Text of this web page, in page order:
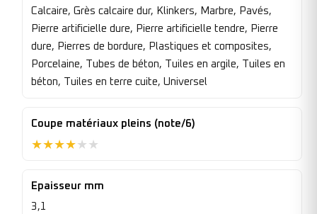
Calcaire, Grès calcaire dur, Klinkers, Marbre, Pavés,
Pierre artificielle dure, Pierre artificielle tendre, Pierre
dure, Pierres de bordure, Plastiques et composites,
Porcelaine, Tubes de béton, Tuiles en argile, Tuiles en
béton, Tuiles en terre cuite, Universel
Coupe matériaux pleins (note/6)
★★★★★ ★
Epaisseur mm
3,1